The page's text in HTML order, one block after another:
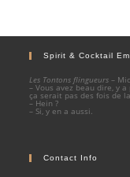
Spirit & Cocktail
Les Tontons flingueurs –
– Vous avez beau dire, y
ça serait pas des fois de
– Hein ?
– Si, y en a aussi.
Contact Info